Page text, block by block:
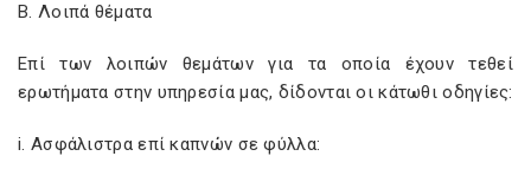
Β. Λοιπά θέματα
Επί των λοιπών θεμάτων για τα οποία έχουν τεθεί
ερωτήματα στην υπηρεσία μας, δίδονται οι κάτωθι οδηγίες:
i. Ασφάλιστρα επί καπνών σε φύλλα: